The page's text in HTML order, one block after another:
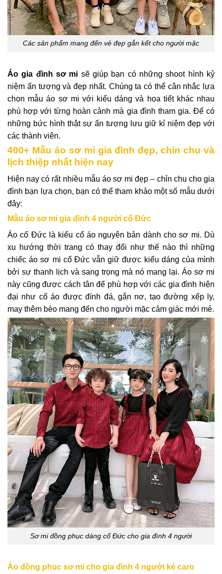
Các sản phẩm mang đến vẻ đẹp gắn kết cho người mặc
Áo gia đình sơ mi sẽ giúp bạn có những shoot hình kỷ
niệm ấn tượng và đẹp nhất. Chúng ta có thể cân nhắc lựa
chọn mẫu áo sơ mi với kiểu dáng và họa tiết khác nhau
phù hợp với từng hoàn cảnh mà gia đình tham gia. Để có
những bức hình thật sự ấn tượng lưu giữ kỉ niệm đẹp với
các thành viên.
400+ Mẫu áo sơ mi gia đình đẹp, chỉn chu và
lịch thiệp nhất hiện nay
Hiện nay có rất nhiều mẫu áo sơ mi đẹp – chỉn chu cho gia
đình bạn lựa chọn, bạn có thể tham khảo một số mẫu dưới
đây:
Mẫu áo sơ mi gia đình 4 người cổ Đức
Áo cổ Đức là kiểu cổ áo nguyên bản dành cho sơ mi. Dù
xu hướng thời trang có thay đổi như thế nào thì những
chiếc áo sơ mi cổ Đức vẫn giữ được kiểu dáng của mình
bởi sự thanh lịch và sang trọng mà nó mang lại. Áo sơ mi
này cũng được cách tân để phù hợp với các gia đình hiện
đại như cổ áo được đính đá, gắn nơ, tạo đường xếp ly,
may thêm bèo mang đến cho người mặc cảm giác mới mẻ.
Sơ mi đồng phục dáng cổ Đức cho gia đình 4 người
Áo đồng phục sơ mi cho gia đình 4 người kẻ caro